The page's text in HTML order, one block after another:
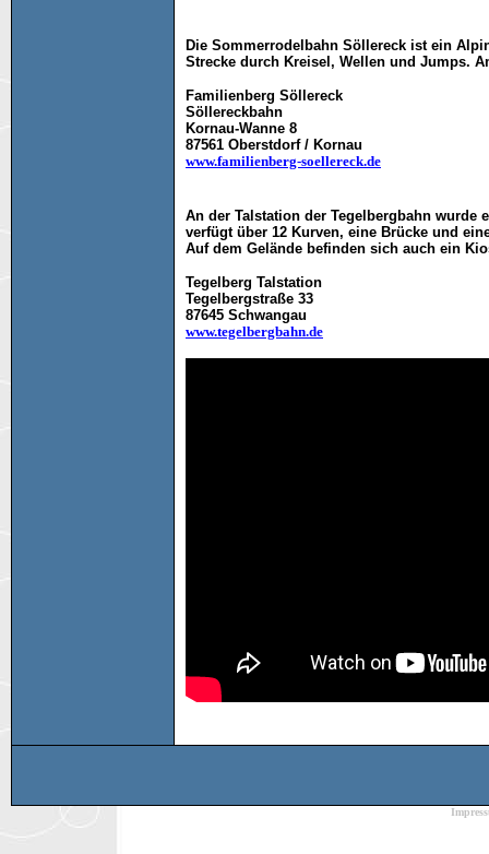
Die Sommerrodelbahn Söllereck ist ein
Strecke durch Kreisel, Wellen und Jumps.
Familienberg Söllereck
Söllereckbahn
Kornau-Wanne 8
87561 Oberstdorf / Kornau
www.familienberg-soellereck.de
An der Talstation der Tegelbergbahn wurde
verfügt über 12 Kurven, eine Brücke und
Auf dem Gelände befinden sich auch ein
Tegelberg Talstation
Tegelbergstraße 33
87645 Schwangau
www.tegelbergbahn.de